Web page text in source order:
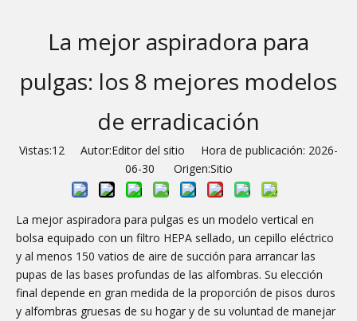
La mejor aspiradora para
pulgas: los 8 mejores modelos
de erradicación
Vistas:12 Autor:Editor del sitio Hora de publicación: 2026-
06-30 Origen:Sitio
La mejor aspiradora para pulgas es un modelo vertical en
bolsa equipado con un filtro HEPA sellado, un cepillo eléctrico
y al menos 150 vatios de aire de succión para arrancar las
pupas de las bases profundas de las alfombras. Su elección
final depende en gran medida de la proporción de pisos duros
y alfombras gruesas de su hogar y de su voluntad de manejar